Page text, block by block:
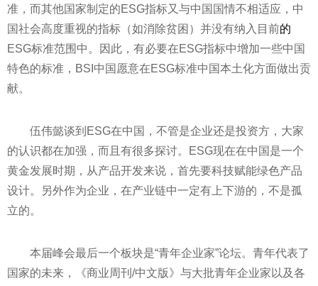
准，而其他国家制定的ESG指标又与中国国情不相适应，中
国社会高度重视的指标（如消除贫困）并没有纳入目前的
ESG标准范围中。因此，有必要在ESG指标中增加一些中国
特色的标准，BSI中国愿意在ESG标准中国本土化方面做出贡
献。
伍伟懿谈到ESG在中国，不管是企业还是投资方，大家
的认识都在加强，而且有很多探讨。ESG现在在中国是一个
黄金发展时期，从产品开发来说，首先要科技赋能绿色产品
设计。另外作为企业，在产业链中一定有上下游的，不是孤
立的。
本届峰会最后一个板块是“青年企业家”论坛。青年代表了
国家的未来，《商业周刊/中文版》与大批青年企业家以及各